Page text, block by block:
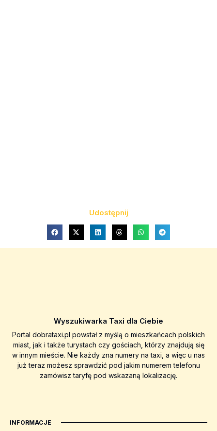
Udostępnij
Wyszukiwarka Taxi dla Ciebie
Portal dobrataxi.pl powstał z myślą o mieszkańcach polskich
miast, jak i także turystach czy gościach, którzy znajdują się
w innym mieście. Nie każdy zna numery na taxi, a więc u nas
już teraz możesz sprawdzić pod jakim numerem telefonu
zamówisz taryfę pod wskazaną lokalizację.
INFORMACJE